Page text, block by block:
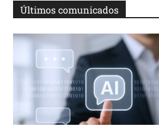
Últimos comunicados